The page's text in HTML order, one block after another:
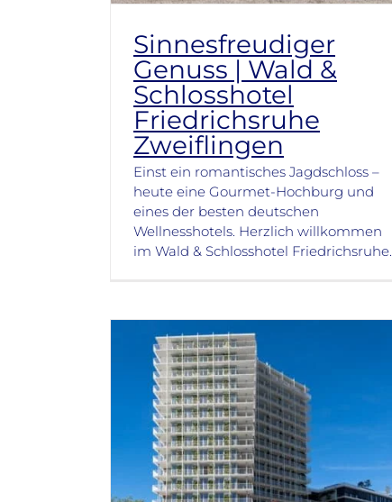
Sinnesfreudiger
Genuss | Wald &
Schlosshotel
Friedrichsruhe
Zweiflingen
Einst ein romantisches Jagdschloss –
heute eine Gourmet-Hochburg und
eines der besten deutschen
Wellnesshotels. Herzlich willkommen
im Wald & Schlosshotel Friedrichsruhe.